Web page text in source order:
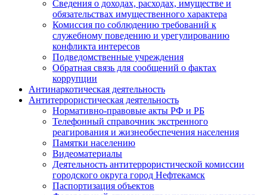
Сведения о доходах, расходах, имуществе и
обязательствах имущественного характера
Комиссия по соблюдению требований к
служебному поведению и урегулированию
конфликта интересов
Подведомственные учреждения
Обратная связь для сообщений о фактах
коррупции
Антинаркотическая деятельность
Антитеррористическая деятельность
Нормативно-правовые акты РФ и РБ
Телефонный справочник экстренного
реагирования и жизнеобеспечения населения
Памятки населению
Видеоматериалы
Деятельность антитеррористической комиссии
городского округа город Нефтекамск
Паспортизация объектов